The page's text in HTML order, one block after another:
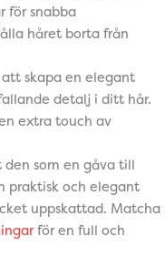
för snabba
håret borta från
skapa en elegant
detalj i ditt hår.
extra touch av
den som en gåva till
praktisk och elegant
uppskattad. Matcha
för en full och